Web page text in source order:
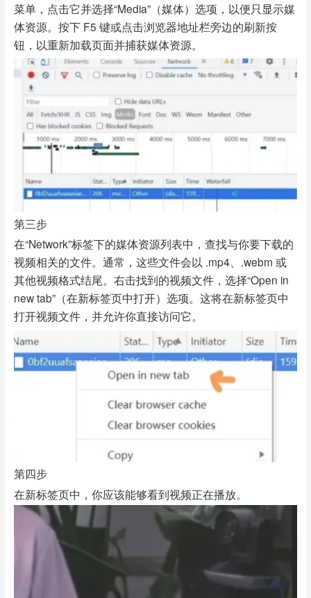
菜单，点击它并选择“Media”（媒体）选项，以便只显示媒
体资源。按下 F5 键或点击浏览器地址栏旁边的刷新按
钮，以重新加载页面并捕获媒体资源。
第三步
在“Network”标签下的媒体资源列表中，查找与你要下载的
视频相关的文件。通常，这些文件会以 .mp4、.webm 或
其他视频格式结尾。右击找到的视频文件，选择“Open in
new tab”（在新标签页中打开）选项。这将在新标签页中
打开视频文件，并允许你直接访问它。
第四步
在新标签页中，你应该能够看到视频正在播放。